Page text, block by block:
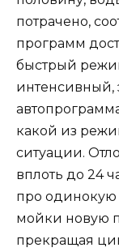
потрачено,
программ
быстрый
интенсивный,
какой из
ситуации.
вплоть до 24
про одинокую
мойки новую
прекращая